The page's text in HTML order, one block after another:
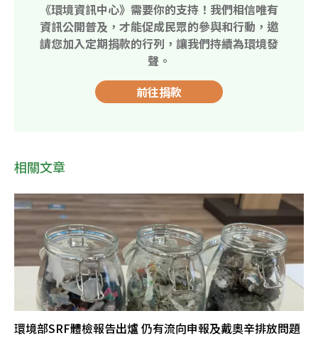
《環境資訊中心》需要你的支持！我們相信唯有
資訊公開普及，才能促成民眾的參與和行動，邀
請您加入定期捐款的行列，讓我們持續為環境發
聲。
前往捐款
相關文章
環境部SRF體檢報告出爐 仍有流向申報及戴奧辛排放問題